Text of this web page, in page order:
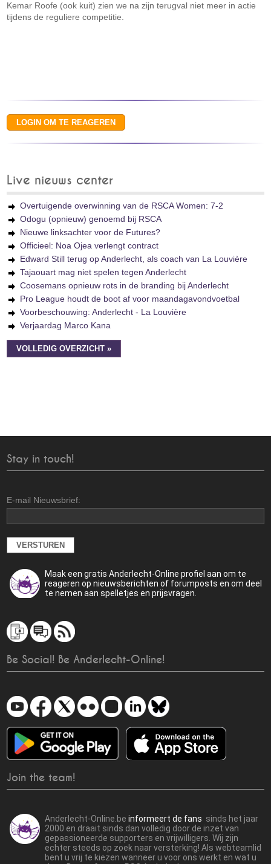
Kemar Roofe (ook kuit) zien we na zijn terugval niet meer in actie
tijdens de reguliere competitie.
Live nieuws center
Overtuigende overwinning van de RSCA Women: 7-2
Odogu (opnieuw) genoemd bij RSCA
Nieuwe linksachter voor de Futures?
Officieel: Noa Ojea verlengt contract
Edward Still terug op Anderlecht, als coach van La Louvière
Tajaouart mag niet spelen tegen Anderlecht
Coosemans opnieuw rots in de branding bij Anderlecht
Pro League houdt de boot af voor maandagavondvoetbal
Voorbeschouwing: Anderlecht - La Louvière
Verjaardag Marco Kana
VOLLEDIG OVERZICHT »
Stay in touch!
E-mail Nieuwsbrief:
Maak een gratis Anderlecht-Online profiel aan om te
reageren op nieuwsberichten of forumposts en om deel
te nemen aan spelletjes en prijsvragen.
Be Social! Be Anderlecht-Online!
Join the team!
Anderlecht-Online.beinformeert de fans sinds het jaar
2000 en draait sinds dan volledig door de inzet van
gepassioneerde supporters en vrijwilligers. Wij zijn
echter steeds op zoek naar versterking! Als webteamlid
bent u vrij te kiezen wanneer u voor ons werkt en wat u